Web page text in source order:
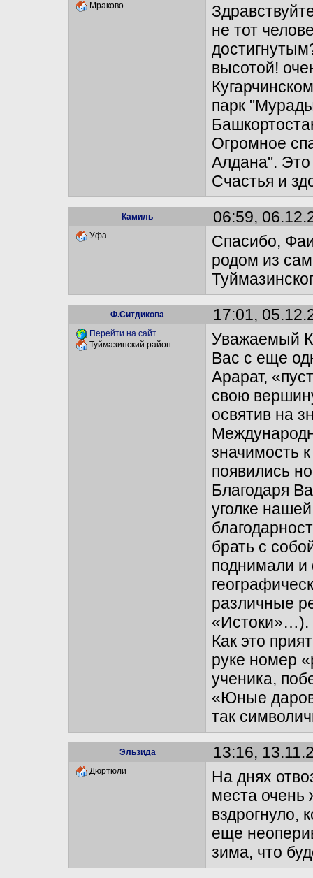
Мраково
не тот
высотой!
парк
Огромное
Алдана".
Счастья и
Камиль 06:59,
Уфа
Спасибо,
родом из
Ф.Ситдикова 17:01,
Перейти на сайт
Туймазинский район
Уважаемый
Вас с еще
Арарат,
свою
освятив на
значимость
появились
Благодаря
уголке
брать с
поднимали и
различные
«Истоки»…).
Как это
руке номер
ученика,
«Юные
так
Эльзида 13:16,
Дюртюли
На днях
места очень
вздрогнуло,
еще
зима, что